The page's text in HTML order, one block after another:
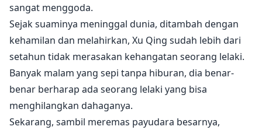
sangat menggoda.
Sejak suaminya meninggal dunia, ditambah dengan
kehamilan dan melahirkan, Xu Qing sudah lebih dari
setahun tidak merasakan kehangatan seorang lelaki.
Banyak malam yang sepi tanpa hiburan, dia benar-
benar berharap ada seorang lelaki yang bisa
menghilangkan dahaganya.
Sekarang, sambil meremas payudara besarnya,